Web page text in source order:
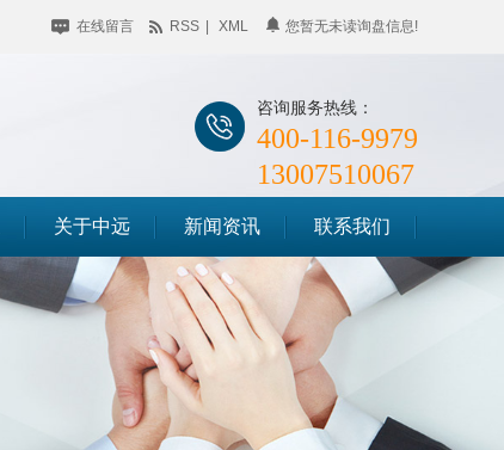
您暂无未读询盘信息!
在线留言 RSS XML
咨询服务热线：
400-116-9979
13007510067
储料仓滑模
筒仓滑模
竖井滑模
关于中远
公司简介
企业相册
荣誉资质
新闻资讯
企业动态
行业聚焦
知识百科
时事聚焦
联系我们